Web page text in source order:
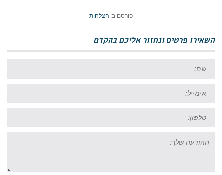
פורסם ב: הצלחות
השאירו פרטים ונחזור אליכם בהקדם
שלך: